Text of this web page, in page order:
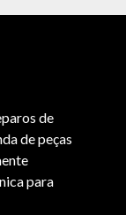
de
de peças
para